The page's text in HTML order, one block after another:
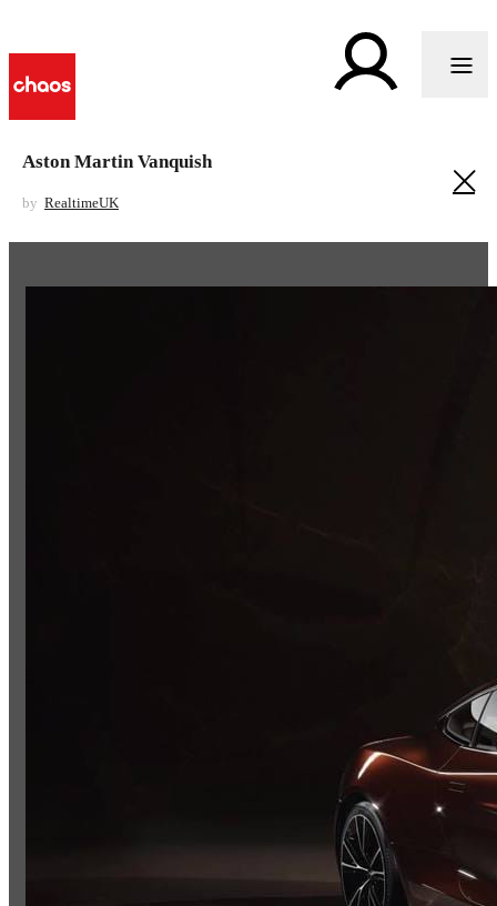
Aston Martin Vanquish
by RealtimeUK